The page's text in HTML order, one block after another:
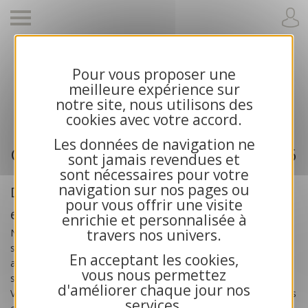
Pour vous proposer une
meilleure expérience sur
notre site, nous utilisons des
cookies avec votre accord.
Les données de navigation ne
sont jamais revendues et
sont nécessaires pour votre
navigation sur nos pages ou
pour vous offrir une visite
enrichie et personnalisée à
travers nos univers.
En acceptant les cookies,
vous nous permettez
d'améliorer chaque jour nos
Cartes de voeux 2026 et calendriers pour
entreprises
Cartes de voeux professionnelle 2026
Des cartes de voeux créées pour les
entreprises
Nos cartes de voeux professionnelles 2026
spécialement créées pour les
associations et les collectivités publiques. Toutes nos cartes
sont exclusives et bénéficient d’une impression haute qualité.
Vous recherchez des cartes de voeux solidaires ? Choisissez nos